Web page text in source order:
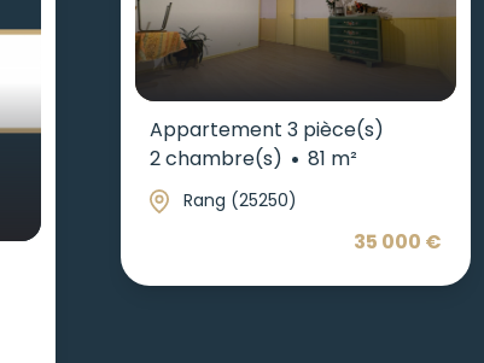
Appartement 3 pièce(s)
2 chambre(s)
81 m²
Rang (25250)
35 000 €